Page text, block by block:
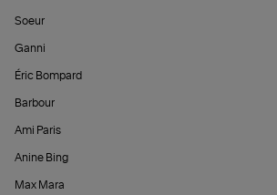
Soeur
Ganni
Éric Bompard
Barbour
Ami Paris
Anine Bing
Max Mara